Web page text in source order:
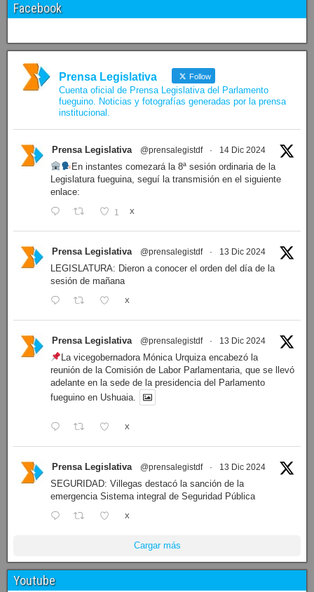
Facebook
Prensa Legislativa Follow
Cuenta oficial de Prensa Legislativa del Parlamento
fueguino. Noticias y fotografías generadas por la prensa
institucional.
Prensa Legislativa @prensalegistdf · 14 Dic 2024
En instantes comezará la 8ª sesión ordinaria de la
Legislatura fueguina, seguí la transmisión en el siguiente
enlace:
1 X
Prensa Legislativa @prensalegistdf · 13 Dic 2024
LEGISLATURA: Dieron a conocer el orden del día de la
sesión de mañana
X
Prensa Legislativa @prensalegistdf · 13 Dic 2024
La vicegobernadora Mónica Urquiza encabezó la
reunión de la Comisión de Labor Parlamentaria, que se llevó
adelante en la sede de la presidencia del Parlamento
fueguino en Ushuaia.
X
Prensa Legislativa @prensalegistdf · 13 Dic 2024
SEGURIDAD: Villegas destacó la sanción de la
emergencia Sistema integral de Seguridad Pública
X
Cargar más
Youtube